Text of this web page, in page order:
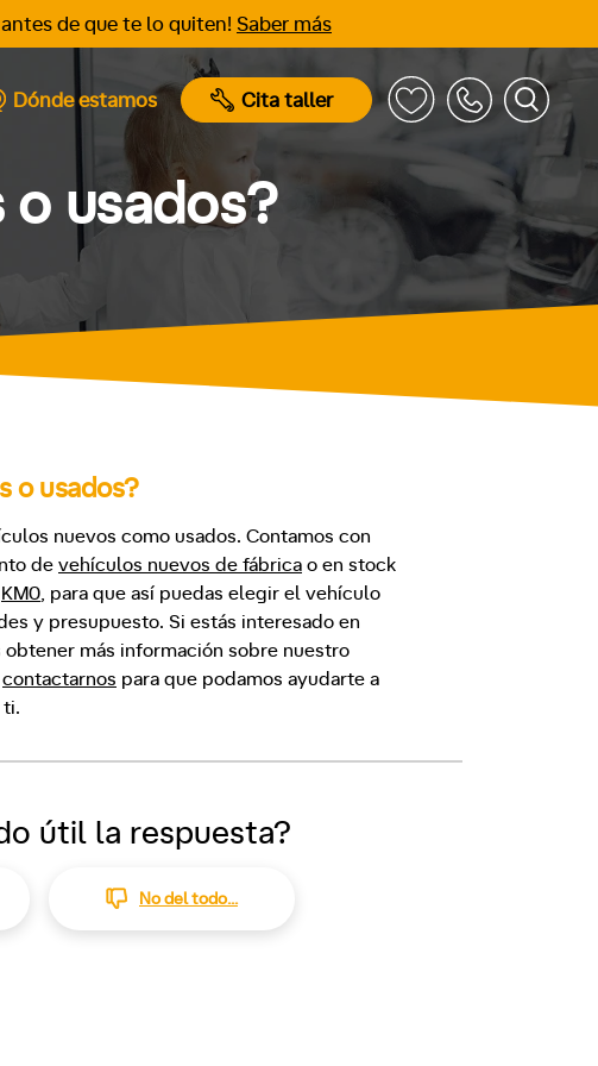
antes de que te lo quiten! Saber más
Dónde estamos Cita taller
o usados?
o usados?
nuevos como usados. Contamos con
de vehículos nuevos de fábrica o en stock
KM0 , para que así puedas elegir el vehículo
y presupuesto. Si estás interesado en
más información sobre nuestro
contactarnos para que podamos ayudarte a
ti.
útil la respuesta?
No del todo...